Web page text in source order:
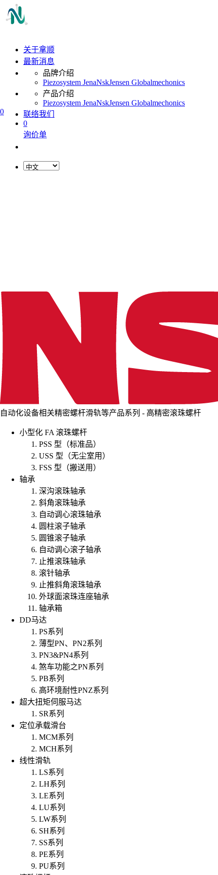
0
关于拿顺
最新消息
品牌介绍
Piezosystem JenaNskJensen Globalmechonics
产品介绍
Piezosystem JenaNskJensen Globalmechonics
联络我们
0
询价单
自动化设备相关精密螺杆滑轨等产品系列 - 高精密滚珠螺杆
小型化 FA 滚珠螺杆
PSS 型（标准品）
USS 型（无尘室用）
FSS 型（搬送用）
轴承
深沟滚珠轴承
斜角滚珠轴承
自动调心滚珠轴承
圆柱滚子轴承
圆锥滚子轴承
自动调心滚子轴承
止推滚珠轴承
滚针轴承
止推斜角滚珠轴承
外球面滚珠连座轴承
轴承箱
DD马达
PS系列
薄型PN、PN2系列
PN3&PN4系列
煞车功能之PN系列
PB系列
高环境耐性PNZ系列
超大扭矩伺服马达
SR系列
定位承载滑台
MCM系列
MCH系列
线性滑轨
LS系列
LH系列
LE系列
LU系列
LW系列
SH系列
SS系列
PE系列
PU系列